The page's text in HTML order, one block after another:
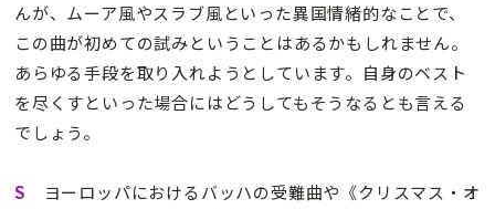
んが、ムーア風やスラブ風といった異国情緒的なことで、
この曲が初めての試みということはあるかもしれません。
あらゆる手段を取り入れようとしています。自身のベスト
を尽くすといった場合にはどうしてもそうなるとも言える
でしょう。
S ヨーロッパにおけるバッハの受難曲や《クリスマス・オ